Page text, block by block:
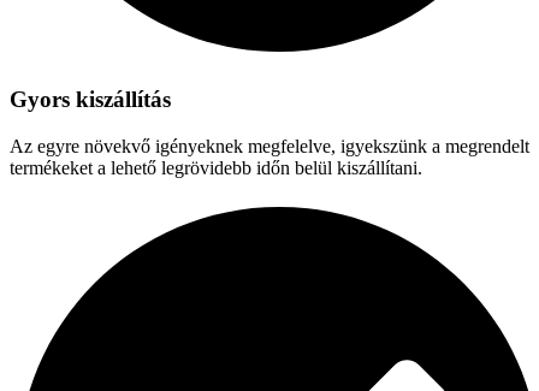
Gyors kiszállítás
Az egyre növekvő igényeknek megfelelve, igyekszünk a megrendelt
termékeket a lehető legrövidebb időn belül kiszállítani.